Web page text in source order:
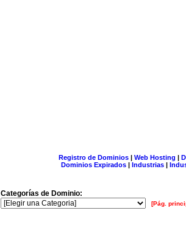
Registro de Dominios| Web Hosting |
Dominios Expirados | Industrias |
Categorías de Dominio:
[Pág.